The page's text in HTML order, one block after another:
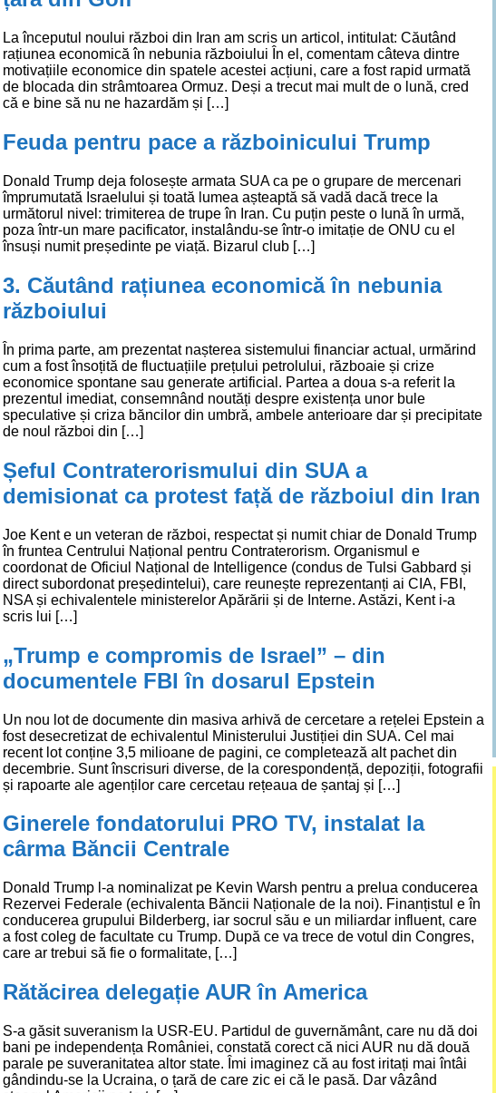
La începutul noului război din Iran am scris un articol, intitulat: Căutând
rațiunea economică în nebunia războiului În el, comentam câteva dintre
motivațiile economice din spatele acestei acțiuni, care a fost rapid urmată
de blocada din strâmtoarea Ormuz. Deși a trecut mai mult de o lună, cred
că e bine să nu ne hazardăm și […]
Feuda pentru pace a războinicului Trump
Donald Trump deja folosește armata SUA ca pe o grupare de mercenari
împrumutată Israelului și toată lumea așteaptă să vadă dacă trece la
următorul nivel: trimiterea de trupe în Iran. Cu puțin peste o lună în urmă,
poza într-un mare pacificator, instalându-se într-o imitație de ONU cu el
însuși numit președinte pe viață. Bizarul club […]
3. Căutând rațiunea economică în nebunia
războiului
În prima parte, am prezentat nașterea sistemului financiar actual, urmărind
cum a fost însoțită de fluctuațiile prețului petrolului, războaie și crize
economice spontane sau generate artificial. Partea a doua s-a referit la
prezentul imediat, consemnând noutăți despre existența unor bule
speculative și criza băncilor din umbră, ambele anterioare dar și precipitate
de noul război din […]
Șeful Contraterorismului din SUA a
demisionat ca protest față de războiul din Iran
Joe Kent e un veteran de război, respectat și numit chiar de Donald Trump
în fruntea Centrului Național pentru Contraterorism. Organismul e
coordonat de Oficiul Național de Intelligence (condus de Tulsi Gabbard și
direct subordonat președintelui), care reunește reprezentanți ai CIA, FBI,
NSA și echivalentele ministerelor Apărării și de Interne. Astăzi, Kent i-a
scris lui […]
„Trump e compromis de Israel” – din
documentele FBI în dosarul Epstein
Un nou lot de documente din masiva arhivă de cercetare a rețelei Epstein a
fost desecretizat de echivalentul Ministerului Justiției din SUA. Cel mai
recent lot conține 3,5 milioane de pagini, ce completează alt pachet din
decembrie. Sunt înscrisuri diverse, de la corespondență, depoziții, fotografii
și rapoarte ale agenților care cercetau rețeaua de șantaj și […]
Ginerele fondatorului PRO TV, instalat la
cârma Băncii Centrale
Donald Trump l-a nominalizat pe Kevin Warsh pentru a prelua conducerea
Rezervei Federale (echivalenta Băncii Naționale de la noi). Finanțistul e în
conducerea grupului Bilderberg, iar socrul său e un miliardar influent, care
a fost coleg de facultate cu Trump. După ce va trece de votul din Congres,
care ar trebui să fie o formalitate, […]
Rătăcirea delegație AUR în America
S-a găsit suveranism la USR-EU. Partidul de guvernământ, care nu dă doi
bani pe independența României, constată corect că nici AUR nu dă două
parale pe suveranitatea altor state. Îmi imaginez că au fost iritați mai întâi
gândindu-se la Ucraina, o țară de care zic ei că le pasă. Dar vâzând